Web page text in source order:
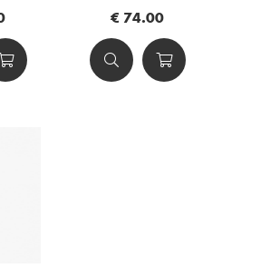
€ 74.00